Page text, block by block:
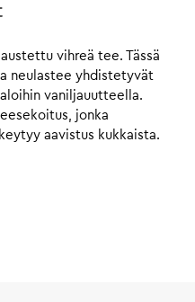
vihreä tee. Tässä
neulastee yhdistetyvät
vaniljauutteella.
jonka
aavistus kukkaista.